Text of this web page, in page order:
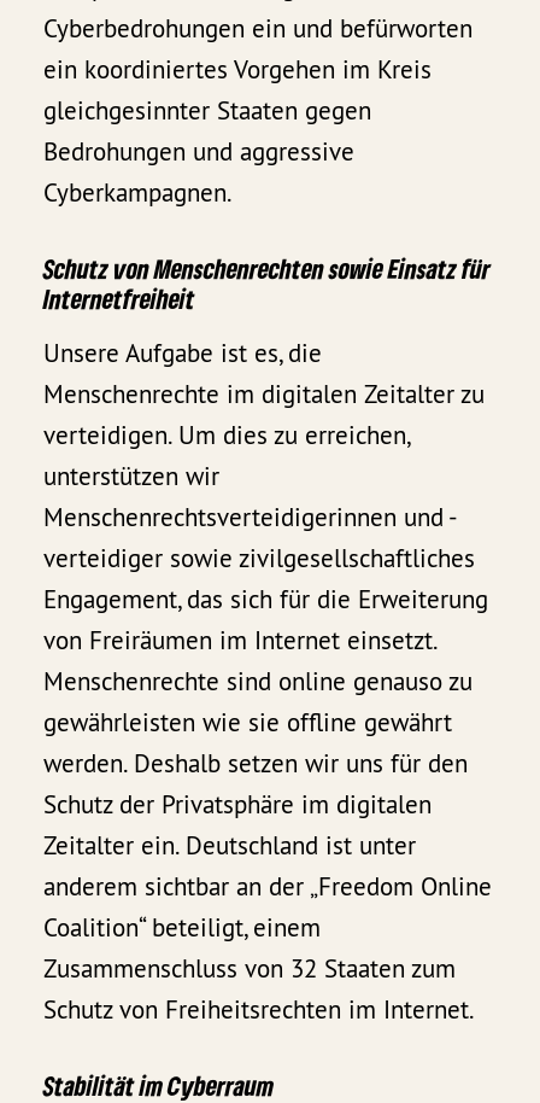
Cyberbedrohungen ein und befürworten
ein koordiniertes Vorgehen im Kreis
gleichgesinnter Staaten gegen
Bedrohungen und aggressive
Cyberkampagnen.
Schutz von Menschenrechten sowie Einsatz für
Internetfreiheit
Unsere Aufgabe ist es, die
Menschenrechte im digitalen Zeitalter zu
verteidigen. Um dies zu erreichen,
unterstützen wir
Menschenrechtsverteidigerinnen und -
verteidiger sowie zivilgesellschaftliches
Engagement, das sich für die Erweiterung
von Freiräumen im Internet einsetzt.
Menschenrechte sind online genauso zu
gewährleisten wie sie offline gewährt
werden. Deshalb setzen wir uns für den
Schutz der Privatsphäre im digitalen
Zeitalter ein. Deutschland ist unter
anderem sichtbar an der „Freedom Online
Coalition“ beteiligt, einem
Zusammenschluss von 32 Staaten zum
Schutz von Freiheitsrechten im Internet.
Stabilität im Cyberraum